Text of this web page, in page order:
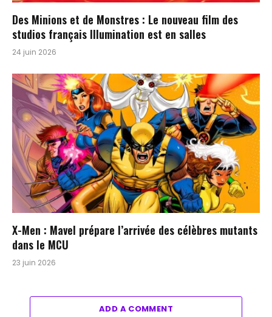
Des Minions et de Monstres : Le nouveau film des
studios français Illumination est en salles
24 juin 2026
X-Men : Mavel prépare l’arrivée des célèbres mutants
dans le MCU
23 juin 2026
ADD A COMMENT